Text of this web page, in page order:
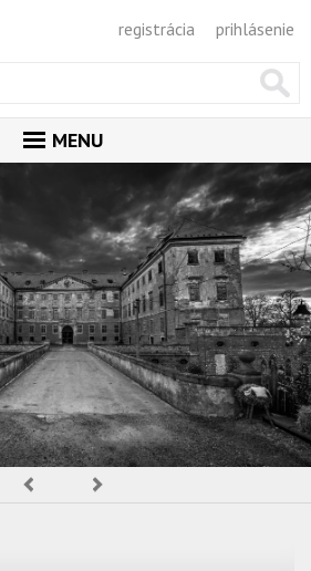
registrácia prihlásenie
MENU
MAGAZÍN
GALÉRIA
ODPORÚČANÉ
NAJNOVŠIE
POPULÁRNE
POPULÁRNE DNES
OBĽUBENÉ